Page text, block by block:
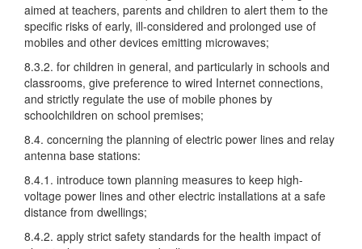
aimed at teachers, parents and children to alert them to the
specific risks of early, ill-considered and prolonged use of
mobiles and other devices emitting microwaves;
8.3.2. for children in general, and particularly in schools and
classrooms, give preference to wired Internet connections,
and strictly regulate the use of mobile phones by
schoolchildren on school premises;
8.4. concerning the planning of electric power lines and relay
antenna base stations:
8.4.1. introduce town planning measures to keep high-
voltage power lines and other electric installations at a safe
distance from dwellings;
8.4.2. apply strict safety standards for the health impact of